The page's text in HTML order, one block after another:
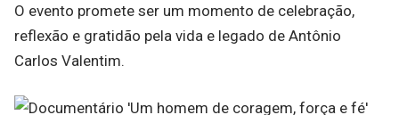
O evento promete ser um momento de celebração,
reflexão e gratidão pela vida e legado de Antônio
Carlos Valentim.